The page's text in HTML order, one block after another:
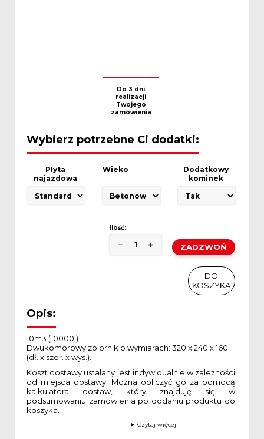
Do 3 dni
realizacji
Twojego
zamówienia
Wybierz potrzebne Ci dodatki:
Płyta
najazdowa
Wieko
Dodatkowy
kominek
Ilość:
dwukomorowe
DO KOSZYKA
ZADZWOŃ
DO
KOSZYKA
SKU: Brak danych
Opis:
10m3 (10000l) :
Dwukomorowy zbiornik o wymiarach: 320 x 240 x 160
(dł. x szer. x wys.).
Koszt dostawy ustalany jest indywidualnie w zależności
od miejsca dostawy. Można obliczyć go za pomocą
kalkulatora dostaw, który znajduję się w
podsumowaniu zamówienia po dodaniu produktu do
koszyka.
Czytaj więcej